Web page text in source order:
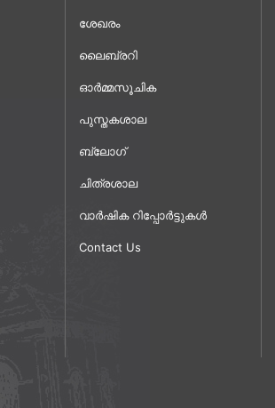
ശേഖരം
ലൈബ്രറി
ഓർമ്മസൂചിക
പുസ്തകശാല
ബ്ലോഗ്
ചിത്രശാല
വാർഷിക റിപ്പോർട്ടുകൾ
Contact Us